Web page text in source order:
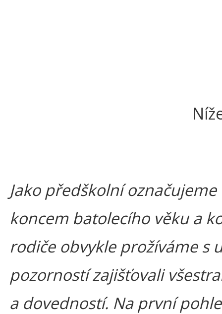
Jako předškolní
koncem batolecího věku a
rodiče obvykle prožíváme s
pozorností zajišťovali
a dovedností. Na první